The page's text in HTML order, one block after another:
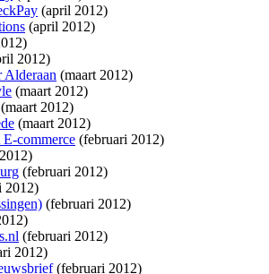
(april 2012)
(april 2012)
2012)
Alderaan (maart 2012)
(maart 2012)
(maart 2012)
(maart 2012)
commerce (februari 2012)
(februari 2012)
2012)
(februari 2012)
(februari 2012)
2012)
(februari 2012)